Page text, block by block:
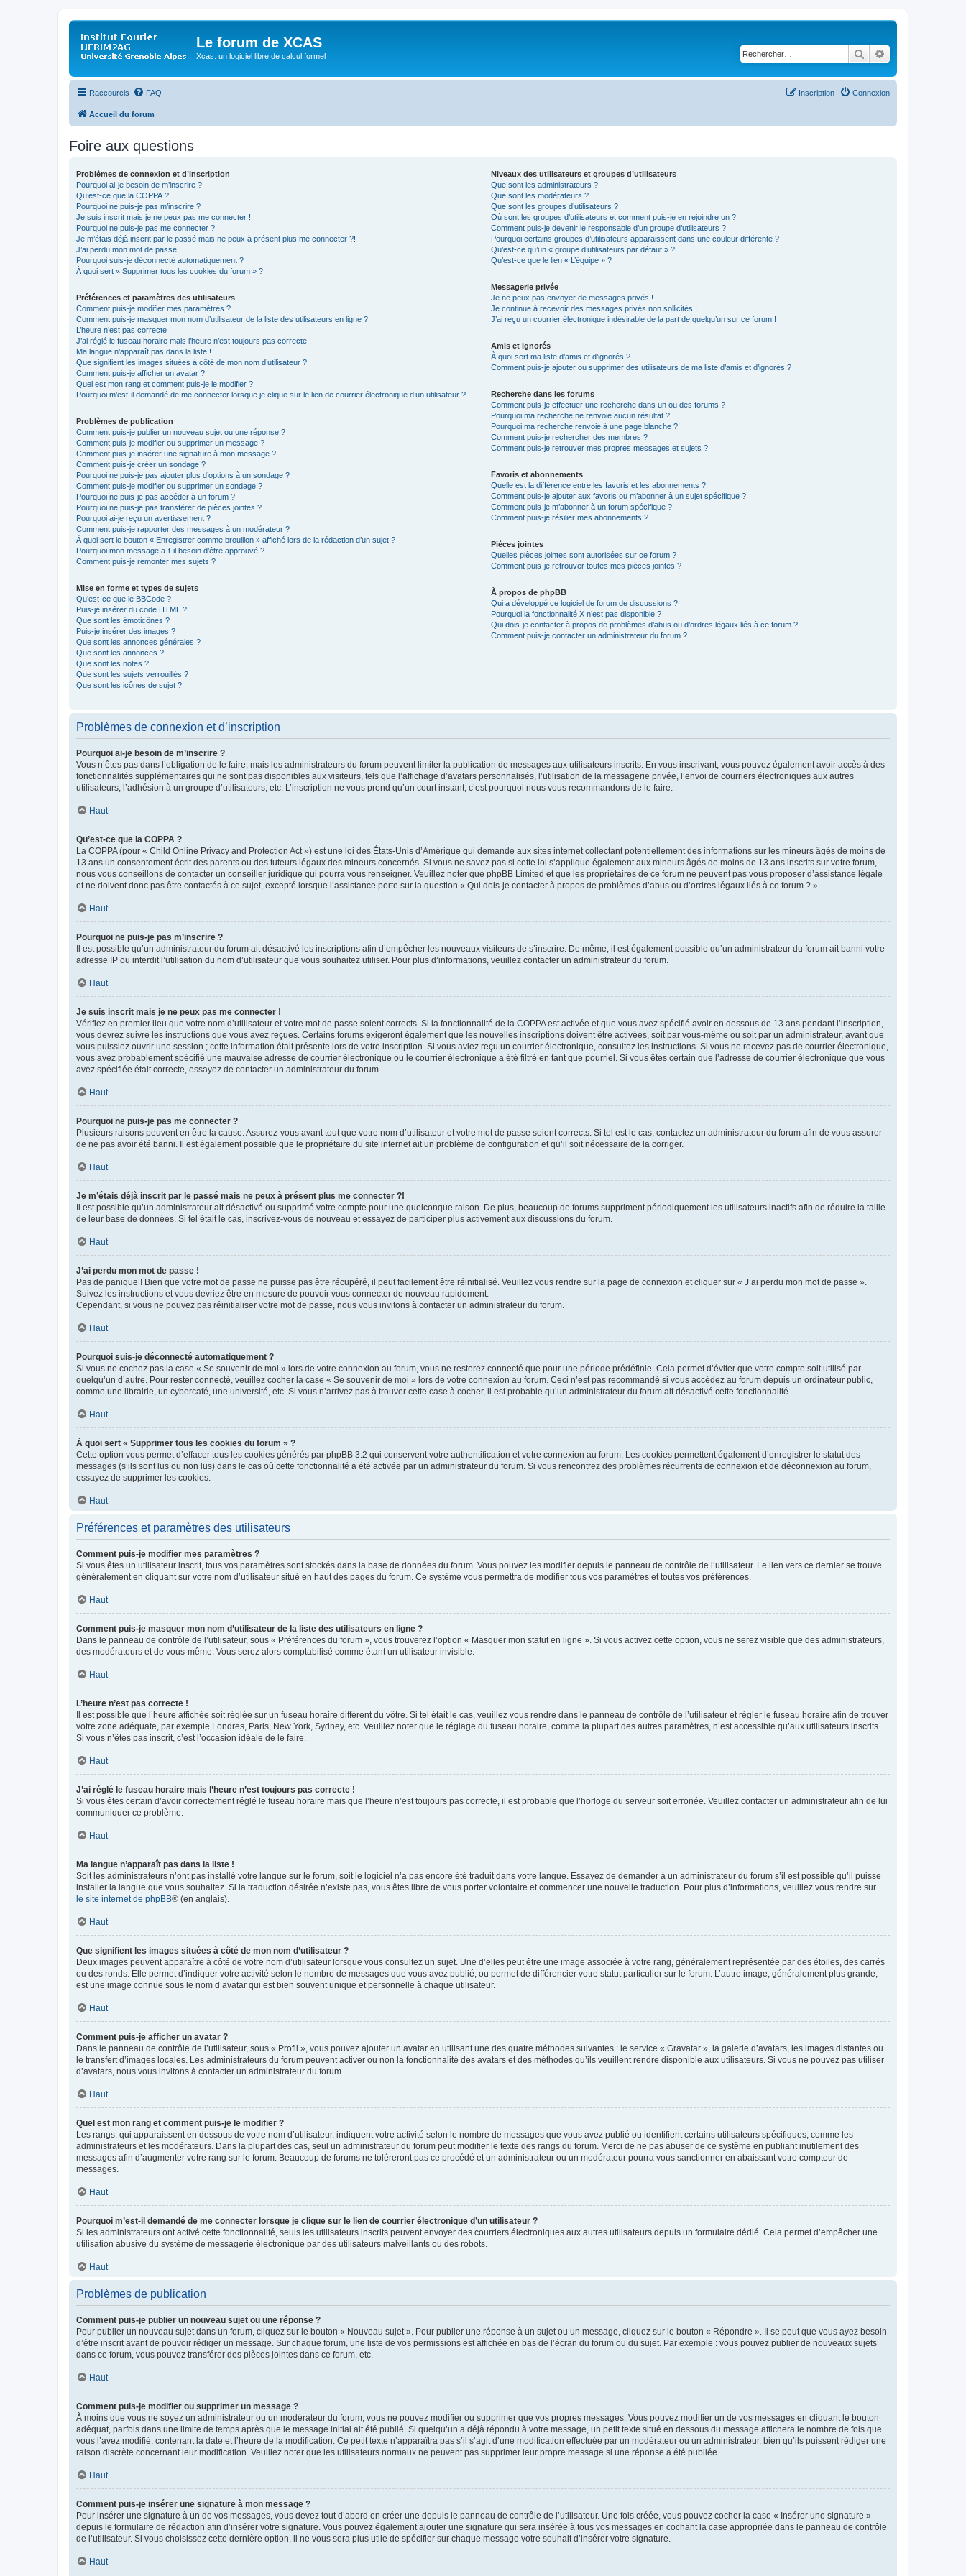
Le forum de XCAS
Xcas: un logiciel libre de calcul formel Rechercher
Raccourcis FAQ Connexion
Inscription
Accueil du forum
Foire aux questions
Problèmes de connexion et d’inscription
Pourquoi ai-je besoin de m’inscrire ?
Qu’est-ce que la COPPA ?
Pourquoi ne puis-je pas m’inscrire ?
Je suis inscrit mais je ne peux pas me connecter !
Pourquoi ne puis-je pas me connecter ?
Je m’étais déjà inscrit par le passé mais ne peux à présent plus me connecter ?!
J’ai perdu mon mot de passe !
Pourquoi suis-je déconnecté automatiquement ?
À quoi sert « Supprimer tous les cookies du forum » ?
Préférences et paramètres des utilisateurs
Comment puis-je modifier mes paramètres ?
Comment puis-je masquer mon nom d’utilisateur de la liste des utilisateurs en ligne ?
L’heure n’est pas correcte !
J’ai réglé le fuseau horaire mais l’heure n’est toujours pas correcte !
Ma langue n’apparaît pas dans la liste !
Que signifient les images situées à côté de mon nom d’utilisateur ?
Comment puis-je afficher un avatar ?
Quel est mon rang et comment puis-je le modifier ?
Pourquoi m’est-il demandé de me connecter lorsque je clique sur le lien de courrier électronique d’un utilisateur ?
Problèmes de publication
Comment puis-je publier un nouveau sujet ou une réponse ?
Comment puis-je modifier ou supprimer un message ?
Comment puis-je insérer une signature à mon message ?
Comment puis-je créer un sondage ?
Pourquoi ne puis-je pas ajouter plus d’options à un sondage ?
Comment puis-je modifier ou supprimer un sondage ?
Pourquoi ne puis-je pas accéder à un forum ?
Pourquoi ne puis-je pas transférer de pièces jointes ?
Pourquoi ai-je reçu un avertissement ?
Comment puis-je rapporter des messages à un modérateur ?
À quoi sert le bouton « Enregistrer comme brouillon » affiché lors de la rédaction d’un sujet ?
Pourquoi mon message a-t-il besoin d’être approuvé ?
Comment puis-je remonter mes sujets ?
Mise en forme et types de sujets
Qu’est-ce que le BBCode ?
Puis-je insérer du code HTML ?
Que sont les émoticônes ?
Puis-je insérer des images ?
Que sont les annonces générales ?
Que sont les annonces ?
Que sont les notes ?
Que sont les sujets verrouillés ?
Que sont les icônes de sujet ?
Niveaux des utilisateurs et groupes d’utilisateurs
Que sont les administrateurs ?
Que sont les modérateurs ?
Que sont les groupes d’utilisateurs ?
Où sont les groupes d’utilisateurs et comment puis-je en rejoindre un ?
Comment puis-je devenir le responsable d’un groupe d’utilisateurs ?
Pourquoi certains groupes d’utilisateurs apparaissent dans une couleur différente ?
Qu’est-ce qu’un « groupe d’utilisateurs par défaut » ?
Qu’est-ce que le lien « L’équipe » ?
Messagerie privée
Je ne peux pas envoyer de messages privés !
Je continue à recevoir des messages privés non sollicités !
J’ai reçu un courrier électronique indésirable de la part de quelqu’un sur ce forum !
Amis et ignorés
À quoi sert ma liste d’amis et d’ignorés ?
Comment puis-je ajouter ou supprimer des utilisateurs de ma liste d’amis et d’ignorés ?
Recherche dans les forums
Comment puis-je effectuer une recherche dans un ou des forums ?
Pourquoi ma recherche ne renvoie aucun résultat ?
Pourquoi ma recherche renvoie à une page blanche ?!
Comment puis-je rechercher des membres ?
Comment puis-je retrouver mes propres messages et sujets ?
Favoris et abonnements
Quelle est la différence entre les favoris et les abonnements ?
Comment puis-je ajouter aux favoris ou m’abonner à un sujet spécifique ?
Comment puis-je m’abonner à un forum spécifique ?
Comment puis-je résilier mes abonnements ?
Pièces jointes
Quelles pièces jointes sont autorisées sur ce forum ?
Comment puis-je retrouver toutes mes pièces jointes ?
À propos de phpBB
Qui a développé ce logiciel de forum de discussions ?
Pourquoi la fonctionnalité X n’est pas disponible ?
Qui dois-je contacter à propos de problèmes d’abus ou d’ordres légaux liés à ce forum ?
Comment puis-je contacter un administrateur du forum ?
Problèmes de connexion et d’inscription
Pourquoi ai-je besoin de m’inscrire ?
Vous n’êtes pas dans l’obligation de le faire, mais les administrateurs du forum peuvent limiter la publication de messages aux utilisateurs inscrits. En vous inscrivant, vous pouvez également avoir accès à des
fonctionnalités supplémentaires qui ne sont pas disponibles aux visiteurs, tels que l’affichage d’avatars personnalisés, l’utilisation de la messagerie privée, l’envoi de courriers électroniques aux autres
utilisateurs, l’adhésion à un groupe d’utilisateurs, etc. L’inscription ne vous prend qu’un court instant, c’est pourquoi nous vous recommandons de le faire.
Haut
Qu’est-ce que la COPPA ?
La COPPA (pour « Child Online Privacy and Protection Act ») est une loi des États-Unis d’Amérique qui demande aux sites internet collectant potentiellement des informations sur les mineurs âgés de moins de
13 ans un consentement écrit des parents ou des tuteurs légaux des mineurs concernés. Si vous ne savez pas si cette loi s’applique également aux mineurs âgés de moins de 13 ans inscrits sur votre forum,
nous vous conseillons de contacter un conseiller juridique qui pourra vous renseigner. Veuillez noter que phpBB Limited et que les propriétaires de ce forum ne peuvent pas vous proposer d’assistance légale
et ne doivent donc pas être contactés à ce sujet, excepté lorsque l’assistance porte sur la question « Qui dois-je contacter à propos de problèmes d’abus ou d’ordres légaux liés à ce forum ? ».
Haut
Pourquoi ne puis-je pas m’inscrire ?
Il est possible qu’un administrateur du forum ait désactivé les inscriptions afin d’empêcher les nouveaux visiteurs de s’inscrire. De même, il est également possible qu’un administrateur du forum ait banni votre
adresse IP ou interdit l’utilisation du nom d’utilisateur que vous souhaitez utiliser. Pour plus d’informations, veuillez contacter un administrateur du forum.
Haut
Je suis inscrit mais je ne peux pas me connecter !
Vérifiez en premier lieu que votre nom d’utilisateur et votre mot de passe soient corrects. Si la fonctionnalité de la COPPA est activée et que vous avez spécifié avoir en dessous de 13 ans pendant l’inscription,
vous devrez suivre les instructions que vous avez reçues. Certains forums exigeront également que les nouvelles inscriptions doivent être activées, soit par vous-même ou soit par un administrateur, avant que
vous puissiez ouvrir une session ; cette information était présente lors de votre inscription. Si vous aviez reçu un courrier électronique, consultez les instructions. Si vous ne recevez pas de courrier électronique,
vous avez probablement spécifié une mauvaise adresse de courrier électronique ou le courrier électronique a été filtré en tant que pourriel. Si vous êtes certain que l’adresse de courrier électronique que vous
avez spécifiée était correcte, essayez de contacter un administrateur du forum.
Haut
Pourquoi ne puis-je pas me connecter ?
Plusieurs raisons peuvent en être la cause. Assurez-vous avant tout que votre nom d’utilisateur et votre mot de passe soient corrects. Si tel est le cas, contactez un administrateur du forum afin de vous assurer
de ne pas avoir été banni. Il est également possible que le propriétaire du site internet ait un problème de configuration et qu’il soit nécessaire de la corriger.
Haut
Je m’étais déjà inscrit par le passé mais ne peux à présent plus me connecter ?!
Il est possible qu’un administrateur ait désactivé ou supprimé votre compte pour une quelconque raison. De plus, beaucoup de forums suppriment périodiquement les utilisateurs inactifs afin de réduire la taille
de leur base de données. Si tel était le cas, inscrivez-vous de nouveau et essayez de participer plus activement aux discussions du forum.
Haut
J’ai perdu mon mot de passe !
Pas de panique ! Bien que votre mot de passe ne puisse pas être récupéré, il peut facilement être réinitialisé. Veuillez vous rendre sur la page de connexion et cliquer sur « J’ai perdu mon mot de passe ».
Suivez les instructions et vous devriez être en mesure de pouvoir vous connecter de nouveau rapidement.
Cependant, si vous ne pouvez pas réinitialiser votre mot de passe, nous vous invitons à contacter un administrateur du forum.
Haut
Pourquoi suis-je déconnecté automatiquement ?
Si vous ne cochez pas la case « Se souvenir de moi » lors de votre connexion au forum, vous ne resterez connecté que pour une période prédéfinie. Cela permet d’éviter que votre compte soit utilisé par
quelqu’un d’autre. Pour rester connecté, veuillez cocher la case « Se souvenir de moi » lors de votre connexion au forum. Ceci n’est pas recommandé si vous accédez au forum depuis un ordinateur public,
comme une librairie, un cybercafé, une université, etc. Si vous n’arrivez pas à trouver cette case à cocher, il est probable qu’un administrateur du forum ait désactivé cette fonctionnalité.
Haut
À quoi sert « Supprimer tous les cookies du forum » ?
Cette option vous permet d’effacer tous les cookies générés par phpBB 3.2 qui conservent votre authentification et votre connexion au forum. Les cookies permettent également d’enregistrer le statut des
messages (s’ils sont lus ou non lus) dans le cas où cette fonctionnalité a été activée par un administrateur du forum. Si vous rencontrez des problèmes récurrents de connexion et de déconnexion au forum,
essayez de supprimer les cookies.
Haut
Préférences et paramètres des utilisateurs
Comment puis-je modifier mes paramètres ?
Si vous êtes un utilisateur inscrit, tous vos paramètres sont stockés dans la base de données du forum. Vous pouvez les modifier depuis le panneau de contrôle de l’utilisateur. Le lien vers ce dernier se trouve
généralement en cliquant sur votre nom d’utilisateur situé en haut des pages du forum. Ce système vous permettra de modifier tous vos paramètres et toutes vos préférences.
Haut
Comment puis-je masquer mon nom d’utilisateur de la liste des utilisateurs en ligne ?
Dans le panneau de contrôle de l’utilisateur, sous « Préférences du forum », vous trouverez l’option « Masquer mon statut en ligne ». Si vous activez cette option, vous ne serez visible que des administrateurs,
des modérateurs et de vous-même. Vous serez alors comptabilisé comme étant un utilisateur invisible.
Haut
L’heure n’est pas correcte !
Il est possible que l’heure affichée soit réglée sur un fuseau horaire différent du vôtre. Si tel était le cas, veuillez vous rendre dans le panneau de contrôle de l’utilisateur et régler le fuseau horaire afin de trouver
votre zone adéquate, par exemple Londres, Paris, New York, Sydney, etc. Veuillez noter que le réglage du fuseau horaire, comme la plupart des autres paramètres, n’est accessible qu’aux utilisateurs inscrits.
Si vous n’êtes pas inscrit, c’est l’occasion idéale de le faire.
Haut
J’ai réglé le fuseau horaire mais l’heure n’est toujours pas correcte !
Si vous êtes certain d’avoir correctement réglé le fuseau horaire mais que l’heure n’est toujours pas correcte, il est probable que l’horloge du serveur soit erronée. Veuillez contacter un administrateur afin de lui
communiquer ce problème.
Haut
Ma langue n’apparaît pas dans la liste !
Soit les administrateurs n’ont pas installé votre langue sur le forum, soit le logiciel n’a pas encore été traduit dans votre langue. Essayez de demander à un administrateur du forum s’il est possible qu’il puisse
installer la langue que vous souhaitez. Si la traduction désirée n’existe pas, vous êtes libre de vous porter volontaire et commencer une nouvelle traduction. Pour plus d’informations, veuillez vous rendre sur
le site internet de phpBB® (en anglais).
Haut
Que signifient les images situées à côté de mon nom d’utilisateur ?
Deux images peuvent apparaître à côté de votre nom d’utilisateur lorsque vous consultez un sujet. Une d’elles peut être une image associée à votre rang, généralement représentée par des étoiles, des carrés
ou des ronds. Elle permet d’indiquer votre activité selon le nombre de messages que vous avez publié, ou permet de différencier votre statut particulier sur le forum. L’autre image, généralement plus grande,
est une image connue sous le nom d’avatar qui est bien souvent unique et personnelle à chaque utilisateur.
Haut
Comment puis-je afficher un avatar ?
Dans le panneau de contrôle de l’utilisateur, sous « Profil », vous pouvez ajouter un avatar en utilisant une des quatre méthodes suivantes : le service « Gravatar », la galerie d’avatars, les images distantes ou
le transfert d’images locales. Les administrateurs du forum peuvent activer ou non la fonctionnalité des avatars et des méthodes qu’ils veuillent rendre disponible aux utilisateurs. Si vous ne pouvez pas utiliser
d’avatars, nous vous invitons à contacter un administrateur du forum.
Haut
Quel est mon rang et comment puis-je le modifier ?
Les rangs, qui apparaissent en dessous de votre nom d’utilisateur, indiquent votre activité selon le nombre de messages que vous avez publié ou identifient certains utilisateurs spécifiques, comme les
administrateurs et les modérateurs. Dans la plupart des cas, seul un administrateur du forum peut modifier le texte des rangs du forum. Merci de ne pas abuser de ce système en publiant inutilement des
messages afin d’augmenter votre rang sur le forum. Beaucoup de forums ne toléreront pas ce procédé et un administrateur ou un modérateur pourra vous sanctionner en abaissant votre compteur de
messages.
Haut
Pourquoi m’est-il demandé de me connecter lorsque je clique sur le lien de courrier électronique d’un utilisateur ?
Si les administrateurs ont activé cette fonctionnalité, seuls les utilisateurs inscrits peuvent envoyer des courriers électroniques aux autres utilisateurs depuis un formulaire dédié. Cela permet d’empêcher une
utilisation abusive du système de messagerie électronique par des utilisateurs malveillants ou des robots.
Haut
Problèmes de publication
Comment puis-je publier un nouveau sujet ou une réponse ?
Pour publier un nouveau sujet dans un forum, cliquez sur le bouton « Nouveau sujet ». Pour publier une réponse à un sujet ou un message, cliquez sur le bouton « Répondre ». Il se peut que vous ayez besoin
d’être inscrit avant de pouvoir rédiger un message. Sur chaque forum, une liste de vos permissions est affichée en bas de l’écran du forum ou du sujet. Par exemple : vous pouvez publier de nouveaux sujets
dans ce forum, vous pouvez transférer des pièces jointes dans ce forum, etc.
Haut
Comment puis-je modifier ou supprimer un message ?
À moins que vous ne soyez un administrateur ou un modérateur du forum, vous ne pouvez modifier ou supprimer que vos propres messages. Vous pouvez modifier un de vos messages en cliquant le bouton
adéquat, parfois dans une limite de temps après que le message initial ait été publié. Si quelqu’un a déjà répondu à votre message, un petit texte situé en dessous du message affichera le nombre de fois que
vous l’avez modifié, contenant la date et l’heure de la modification. Ce petit texte n’apparaîtra pas s’il s’agit d’une modification effectuée par un modérateur ou un administrateur, bien qu’ils puissent rédiger une
raison discrète concernant leur modification. Veuillez noter que les utilisateurs normaux ne peuvent pas supprimer leur propre message si une réponse a été publiée.
Haut
Comment puis-je insérer une signature à mon message ?
Pour insérer une signature à un de vos messages, vous devez tout d’abord en créer une depuis le panneau de contrôle de l’utilisateur. Une fois créée, vous pouvez cocher la case « Insérer une signature »
depuis le formulaire de rédaction afin d’insérer votre signature. Vous pouvez également ajouter une signature qui sera insérée à tous vos messages en cochant la case appropriée dans le panneau de contrôle
de l’utilisateur. Si vous choisissez cette dernière option, il ne vous sera plus utile de spécifier sur chaque message votre souhait d’insérer votre signature.
Haut